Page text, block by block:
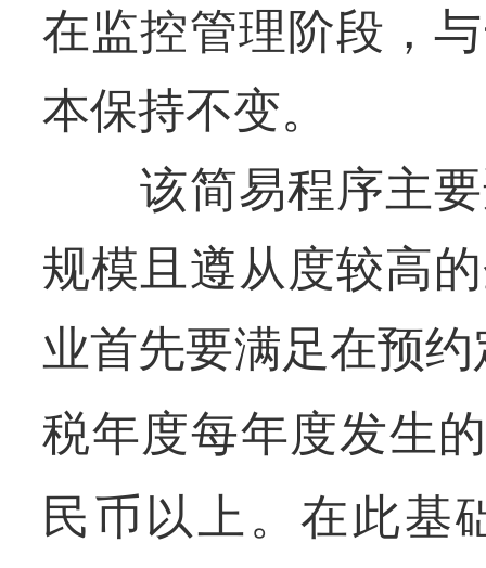
在监控管理阶段，
本保持不变。
该简易程序主要
规模且遵从度较高
业首先要满足在预
税年度每年度发生
民币以上。在此基